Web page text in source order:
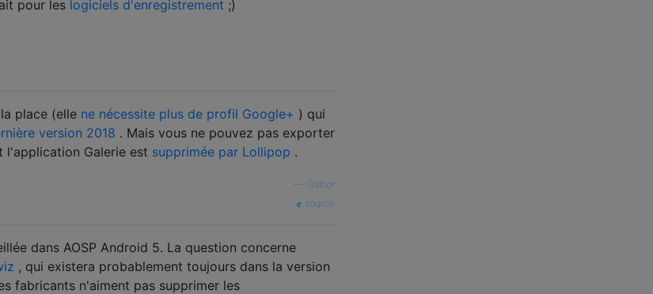
pour les logiciels d'enregistrement ;)
place (elle ne nécessite plus de profil Google+ ) qui
version 2018 . Mais vous ne pouvez pas exporter
l'application Galerie est supprimée par Lollipop .
Gabor
source
dans AOSP Android 5. La question concerne
, qui existera probablement toujours dans la version
fabricants n'aiment pas supprimer les